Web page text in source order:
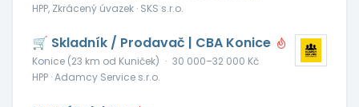
HPP, Zkrácený úvazek · SKS s.r.o.
🛒 Skladník / Prodavač | CBA Konice
Konice (23 km od Kuniček) · 30 000–32 000 Kč
HPP · Adamcy Service s.r.o.